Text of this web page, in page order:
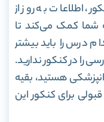
اطلاعات به روز از
شما کمک می‌کند تا
درس را باید بیشتر
را در کنکور ندارید.
هستید، بقیه
برای کنکور این